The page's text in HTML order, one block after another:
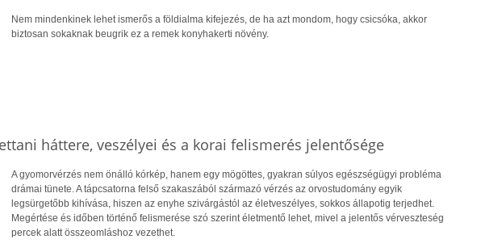
Nem mindenkinek lehet ismerős a földialma kifejezés, de ha azt mondom, hogy csicsóka, akkor
biztosan sokaknak beugrik ez a remek konyhakerti növény.
háttere, veszélyei és a korai felismerés jelentősége
A gyomorvérzés nem önálló kórkép, hanem egy mögöttes, gyakran súlyos egészségügyi probléma
drámai tünete. A tápcsatorna felső szakaszából származó vérzés az orvostudomány egyik
legsürgetőbb kihívása, hiszen az enyhe szivárgástól az életveszélyes, sokkos állapotig terjedhet.
Megértése és időben történő felismerése szó szerint életmentő lehet, mivel a jelentős vérveszteség
percek alatt összeomláshoz vezethet.